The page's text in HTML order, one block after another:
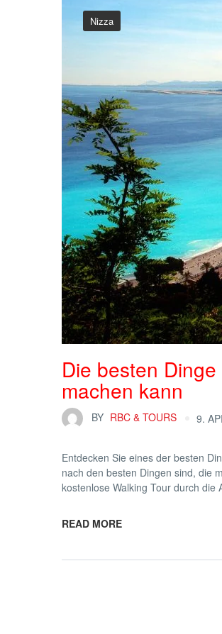
Nizza
Die besten
machen kann
BY RBC & TOURS 9.
Entdecken Sie eines der besten
nach den besten Dingen sind, die
kostenlose Walking Tour durch
READ MORE